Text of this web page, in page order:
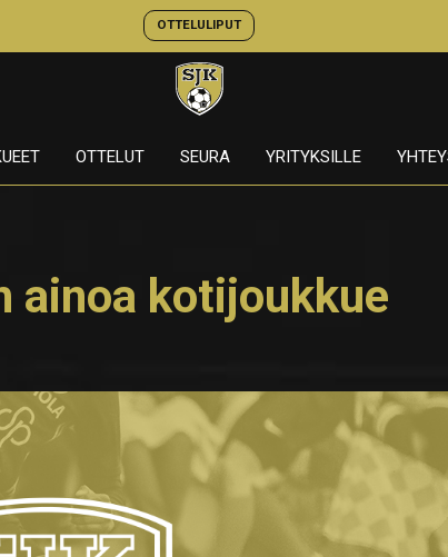
OTTELULIPUT
OTTELUT SEURA YRITYKSILLE
ainoa kotijoukkue